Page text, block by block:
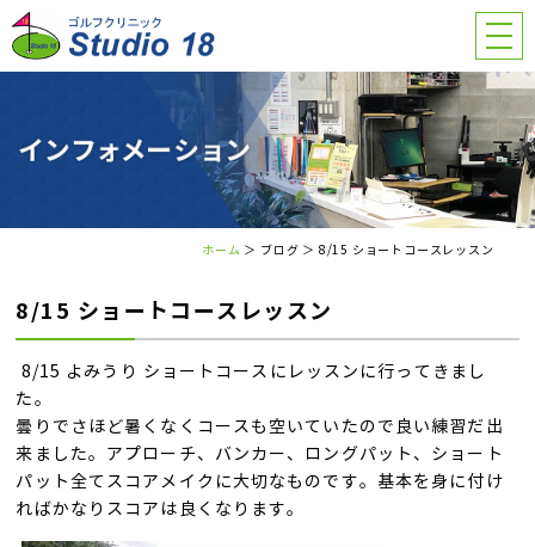
ホーム ＞ ブログ ＞ 8/15 ショートコースレッスン
8/15 ショートコースレッスン
8/15 よみうり ショートコースにレッスンに行ってきまし
た。
曇りでさほど暑くなくコースも空いていたので良い練習だ出
来ました。アプローチ、バンカー、ロングパット、ショート
パット全てスコアメイクに大切なものです。基本を身に付け
ればかなりスコアは良くなります。